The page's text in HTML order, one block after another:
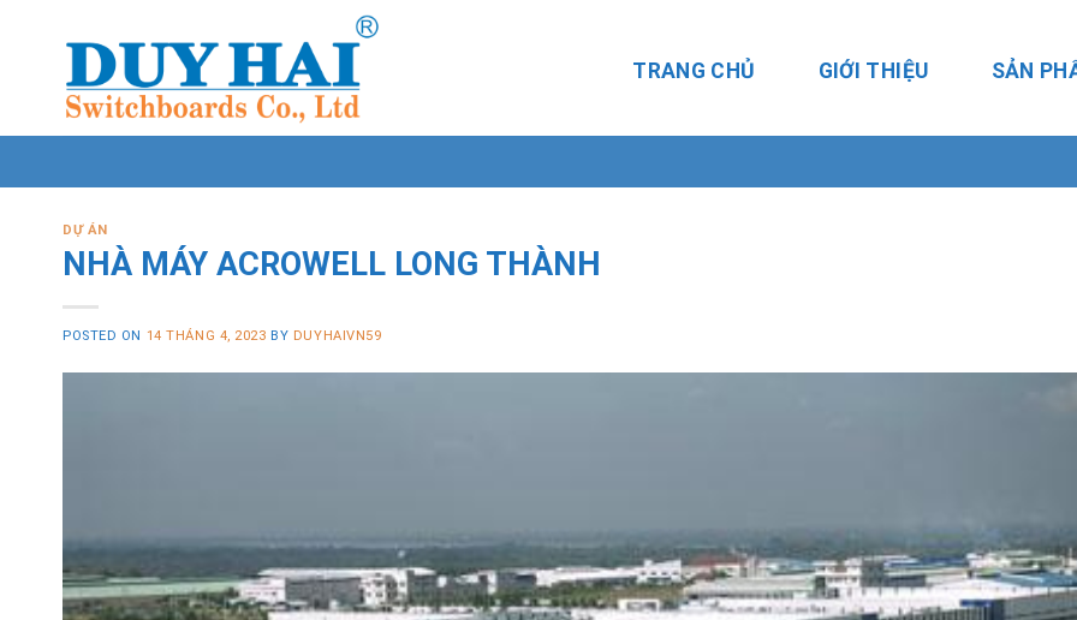
TRANG CHỦ GIỚI THIỆU SẢN
DỰ ÁN
NHÀ MÁY ACROWELL LONG THÀNH
POSTED ON 14 THÁNG 4, 2023 BY DUYHAIVN59